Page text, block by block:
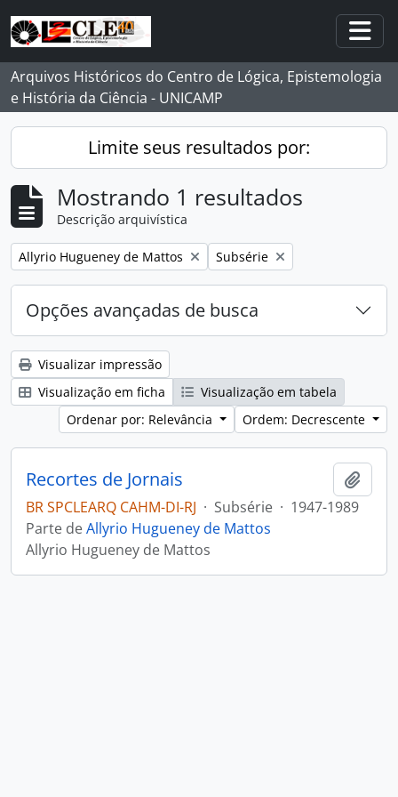
Skip to main content
Arquivos Históricos do Centro de Lógica, Epistemologia
e História da Ciência - UNICAMP
Limite seus resultados por:
Mostrando 1 resultados
Descrição arquivística
Remover filtro:
Allyrio Hugueney de Mattos Remover filtro:
Subsérie
Opções avançadas de busca
Visualizar impressão
Visualização em ficha
Visualização em tabela
Ordenar por: Relevância
Ordem: Decrescente
Recortes de Jornais
BR SPCLEARQ CAHM-DI-RJ · Subsérie · 1947-1989
Parte deAllyrio Hugueney de Mattos
Allyrio Hugueney de Mattos